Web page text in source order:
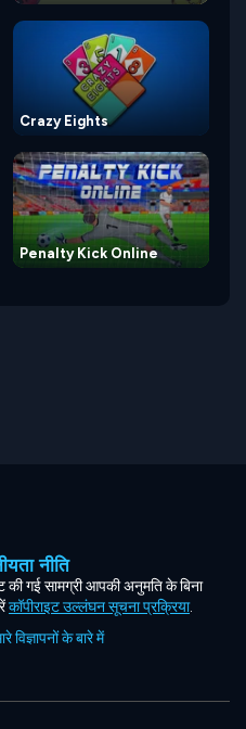
Crazy Eights
Penalty Kick Online
नीति
की गई सामग्री आपकी अनुमति के बिना
कॉपीराइट उल्लंघन सूचना प्रक्रिया.
विज्ञापनों के बारे में